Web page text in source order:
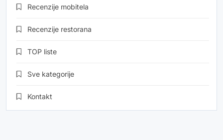
Recenzije mobitela
Recenzije restorana
TOP liste
Sve kategorije
Kontakt